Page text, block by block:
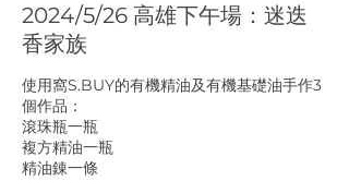
2024/5/26 高雄下午場：迷迭
香家族
使用窩S.BUY的有機精油及有機基礎油手作3
個作品：
滾珠瓶一瓶
複方精油一瓶
精油錬一條